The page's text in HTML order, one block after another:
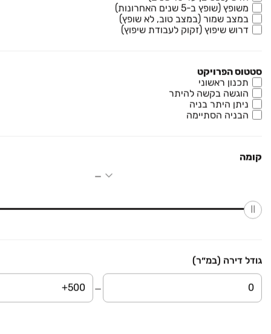
משופץ (שופץ ב-5 שנים האחרונות)
במצב שמור (במצב טוב, לא שופץ)
דרוש שיפוץ (זקוק לעבודת שיפוץ)
סטטוס הפרויקט
תכנון ראשוני
הוגשה בקשה להיתר
ניתן היתר בניה
הבניה הסתיימה
קומה
גודל דירה (במ״ר)
אנגלו סכסון ק.גת והסביבה
₪ 1,345,000
₪ 1,820,000